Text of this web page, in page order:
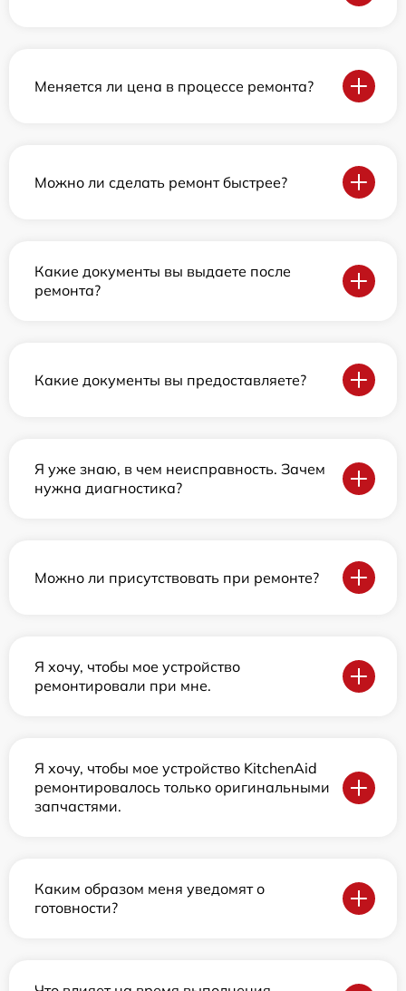
Меняется ли цена в процессе ремонта?
Можно ли сделать ремонт быстрее?
Какие документы вы выдаете после
ремонта?
Какие документы вы предоставляете?
Я уже знаю, в чем неисправность. Зачем
нужна диагностика?
Можно ли присутствовать при ремонте?
Я хочу, чтобы мое устройство
ремонтировали при мне.
Я хочу, чтобы мое устройство KitchenAid
ремонтировалось только оригинальными
запчастями.
Каким образом меня уведомят о
готовности?